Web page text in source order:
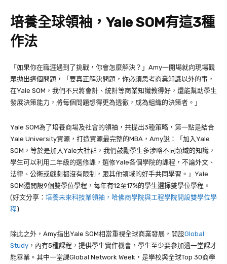
培養全球領袖，Yale SOM有這3種
作法
「如果你在職涯遇到了挑戰，你會怎麼解決？」 Amy一開場就向現場觀
眾拋出這個問題，「要真正解決問題，你必須思考商業知識以外的事，
在Yale SOM ，我們不只將會計、統計等商業知識教得好，還能幫助學生
發展決策能力，將每個問題想得更為透徹，成為組織的決策者。」
Yale SOM為了培養商場及社會的領袖，共提出3種策略，第一點是結合
Yale University資源，打造資源最完整的MBA ， Amy說：「加入 Yale
SOM ，等於是加入 Yale大社群，我們鼓勵學生多涉略不同領域的知識，
學生可以利用二年級的選修課，選修Yale各個學院的課程，不論外文、
法律、公衛或戲劇都沒有限制，跟其他領域的好手共同學習。」 Yale
SOM還開設9個雙學位學程，每年有12至17%的學生選擇雙學位學程。
(好文分享： 培養未來科技業領袖，哈佛商學院與工程學院開設雙學位學
程)
除此之外， Amy指出Yale SOM相當重視全球商業發展，開設Global
Study ， 內有5種課程，提供學生實作機會，學生至少要參加過一堂課才
能畢業。其中一堂課Global Network Week ，是學校與全球Top 30商學